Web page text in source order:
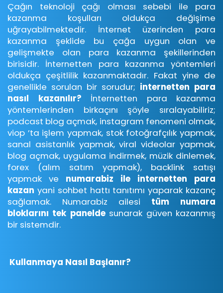
Çağın teknoloji çağı olması sebebi ile para
kazanma koşulları oldukça değişime
uğrayabilmektedir. İnternet üzerinden para
kazanma şeklide bu çağa uygun olan ve
gelişmekte olan para kazanma şekillerinden
birisidir. İnternetten para kazanma yöntemleri
oldukça çeşitlilik kazanmaktadır. Fakat yine de
genellikle sorulan bir sorudur; internetten para
nasıl kazanılır? İnternetten para kazanma
yöntemlerinden birkaçını şöyle sıralayabiliriz;
podcast blog açmak, instagram fenomeni olmak,
viop ’ta işlem yapmak, stok fotoğrafçılık yapmak,
sanal asistanlık yapmak, viral videolar yapmak,
blog açmak, uygulama indirmek, müzik dinlemek,
forex (alım satım yapmak), backlink satışı
yapmak ve numarabiz ile internetten para
kazan yani sohbet hattı tanıtımı yaparak kazanç
sağlamak. Numarabiz ailesi tüm numara
bloklarını tek panelde sunarak güven kazanmış
bir sistemdir.
Kullanmaya Nasıl Başlanır?